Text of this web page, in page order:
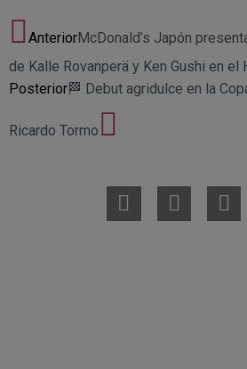
AnteriorMcDonald’s Japón
de Kalle Rovanperä y Ken Gushi en el
Posterior🏁 Debut agridulce en la
Ricardo Tormo